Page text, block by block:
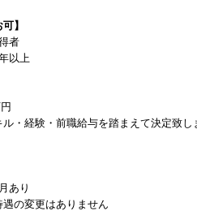
】
者
以上
・経験・前職給与を踏まえて決定致し
あり
の変更はありません